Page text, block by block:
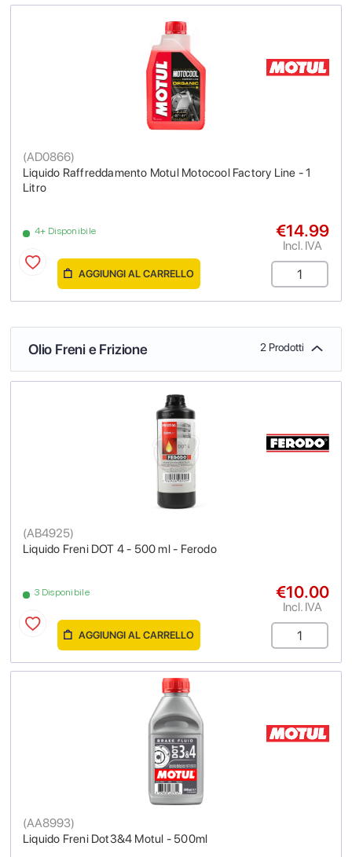
Liquido Raffreddamento Motul Motocool Factory Line - 1
Litro
(AD0866)
4+ Disponibile €14.99
Incl. IVA
AGGIUNGI AL CARRELLO
Olio Freni e Frizione 2 Prodotti
Liquido Freni DOT 4 - 500 ml - Ferodo
(AB4925)
3 Disponibile €10.00
Incl. IVA
AGGIUNGI AL CARRELLO
Liquido Freni Dot3&4 Motul - 500ml
(AA8993)